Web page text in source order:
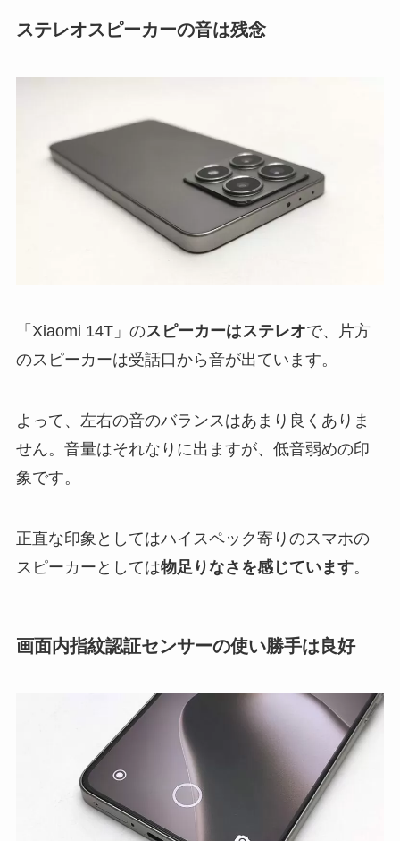
ステレオスピーカーの音は残念
「Xiaomi 14T」のスピーカーはステレオで、片方
のスピーカーは受話口から音が出ています。
よって、左右の音のバランスはあまり良くありま
せん。音量はそれなりに出ますが、低音弱めの印
象です。
正直な印象としてはハイスペック寄りのスマホの
スピーカーとしては物足りなさを感じています。
画面内指紋認証センサーの使い勝手は良好